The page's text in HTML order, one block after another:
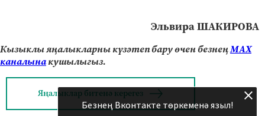
Эльвира ШАКИРОВА
Кызыклы яңалыкларны күзәтеп бару өчен безнеңМАХ
каналынакушылыгыз.
Яңалыклар битенә керегез
Безнең Вконтакте төркеменә языл!